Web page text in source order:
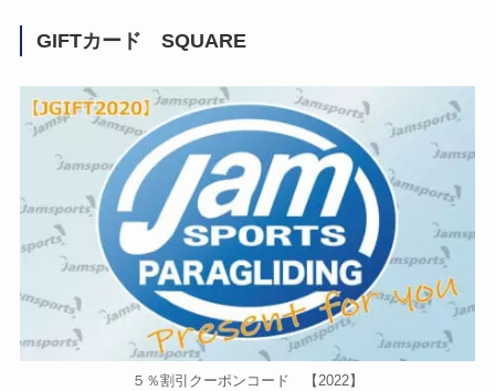
GIFTカード SQUARE
５％割引クーポンコード 【2022】